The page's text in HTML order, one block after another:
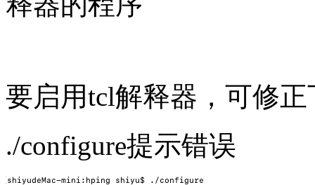
要启用tcl解释器，可修
./configure提示错误